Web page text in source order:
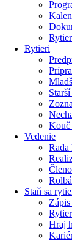
Rytieri
Kouč
Vedenie
Rada
Staň sa
Hraj